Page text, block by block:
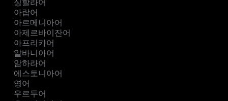
싱할라어
아랍어
아르메니아어
아제르바이잔어
아프리카어
알바니아어
암하라어
에스토니아어
영어
우르두어